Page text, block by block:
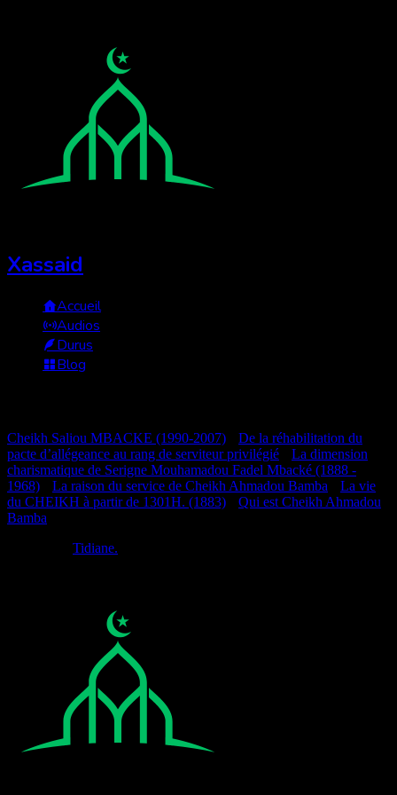
Xassaid
Accueil
Audios
Durus
Blog
Cheikh Saliou MBACKE (1990-2007)
De la réhabilitation du
pacte d’allégeance au rang de serviteur privilégié
La dimension
charismatique de Serigne Mouhamadou Fadel Mbacké (1888 -
1968)
La raison du service de Cheikh Ahmadou Bamba
La vie
du CHEIKH à partir de 1301H. (1883)
Qui est Cheikh Ahmadou
Bamba
Tidiane.